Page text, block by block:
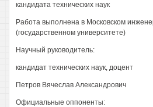
кандидата технических наук
Работа выполнена в Московском
(государственном университете)
Научный руководитель:
кандидат технических наук, доцент
Петров Вячеслав Александрович
Официальные оппоненты: